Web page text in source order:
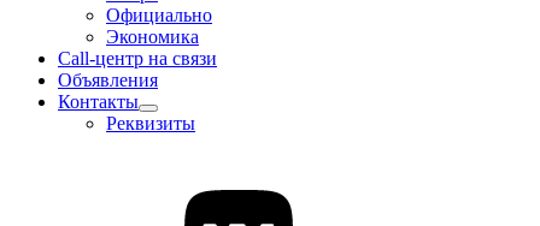
Официально
Экономика
Call-центр на связи
Объявления
Контакты
Реквизиты